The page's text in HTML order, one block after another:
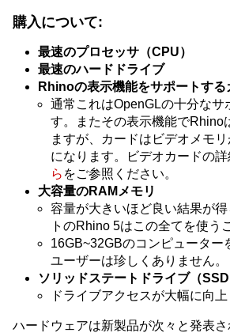
購入について:
最速のプロセッサ（CPU）
最速のハードドライブ
Rhinoの表示機能をサポートする
通常これはOpenGLの十分なサ
す。またその表示機能でRhino
ますが、カードはビデオメモ
になります。ビデオカードの
ら をご参照ください。
大容量のRAMメモリ
容量が大きいほど良い結果が
トのRhino 5はこの全てを使う
16GB~32GBのコンピューター
ユーザーは珍しくありません。
ソリッドステートドライブ（SSD
ドライブアクセスが大幅に向上
ハードウェアは新製品が次々と発表